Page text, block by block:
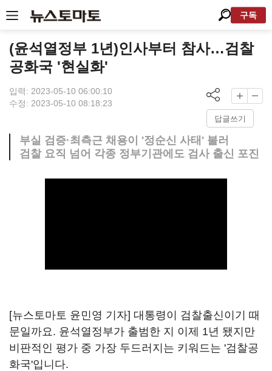
구독
(윤석열정부 1년)인사부터 참사…검찰
공화국 '현실화'
입력: 2023-05-10 06:00:10
수정: 2023-05-10 08:18:23
답글쓰기
부실 검증·최측근 채용이 '정순신 사태' 불러
검찰 요직 넘어 각종 정부기관에도 검사 출신 포진
[뉴스토마토 윤민영 기자] 대통령이 검찰출신이기 때
문일까요. 윤석열정부가 출범한 지 이제 1년 됐지만
비판적인 평가 중 가장 두드러지는 키워드는 '검찰공
화국'입니다.